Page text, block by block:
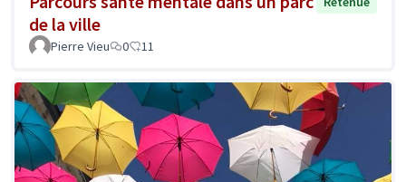
de la ville
Pierre Vieu 0 11